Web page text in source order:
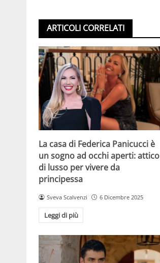
ARTICOLI CORRELATI
La casa di Federica Panicucci è
un sogno ad occhi aperti: attico
di lusso per vivere da
principessa
Sveva Scalvenzi 6 Dicembre 2025
Leggi di più